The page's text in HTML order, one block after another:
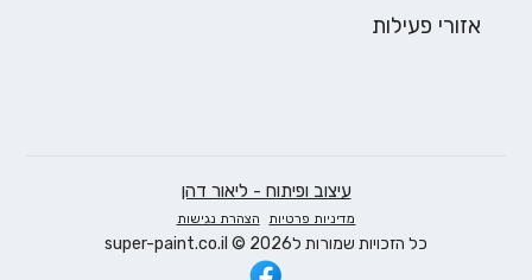
אזורי פעילות
עיצוב ופיתוח - ליאור דהן
מדיניות פרטיות הצהרת נגישות
כל הזכויות שמורות ל2026 © super-paint.co.il